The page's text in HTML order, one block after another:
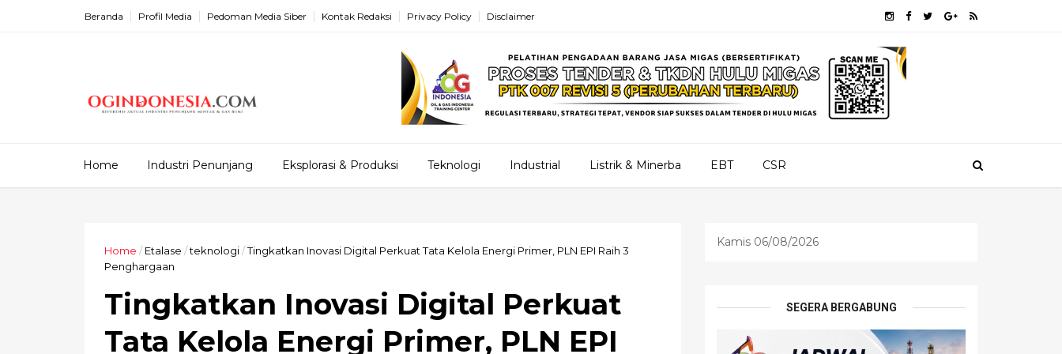
Beranda Profil Media Pedoman Media Siber Kontak Redaksi Privacy Policy Disclaimer
Home Industri Penunjang Eksplorasi & Produksi Teknologi Industrial Listrik & Minerba EBT CSR
Home / Etalase /teknologi/Tingkatkan Inovasi Digital Perkuat Tata Kelola Energi Primer, PLN EPI Raih 3
Penghargaan
Tingkatkan Inovasi Digital Perkuat
Tata Kelola Energi Primer, PLN EPI
Kamis 06/08/2026
SEGERA BERGABUNG